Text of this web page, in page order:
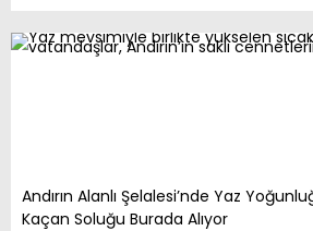
Andırın Alanlı Şelalesi’nde Yaz
Kaçan Soluğu Burada Alıyor